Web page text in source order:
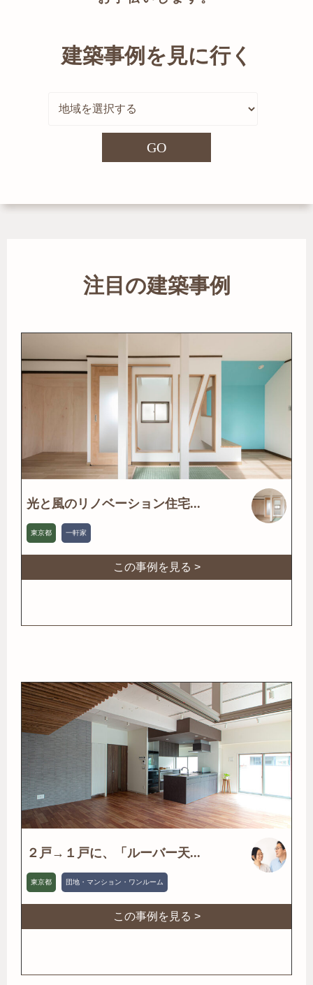
建築事例を見に行く
GO
注目の建築事例
光と風のリノベーション住宅...
東京都 一軒家
この事例を見る >
２戸→１戸に、「ルーバー天...
東京都 団地・マンション・ワンルーム
この事例を見る >